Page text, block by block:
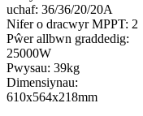
uchaf: 36/36/20/20A
Nifer o dracwyr MPPT: 2
Pŵer allbwn graddedig:
25000W
Pwysau: 39kg
Dimensiynau:
610x564x218mm